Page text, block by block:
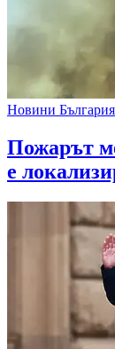
Новини България
Пожарът
е